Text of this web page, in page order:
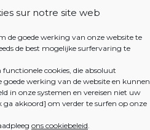
sur notre site web
de goede werking van onze website te
de best mogelijke surfervaring te
cookies, die absoluut
goede werking van de website en kunnen
in onze systemen en vereisen niet uw
akkoord] om verder te surfen op onze
ons cookiebeleid.